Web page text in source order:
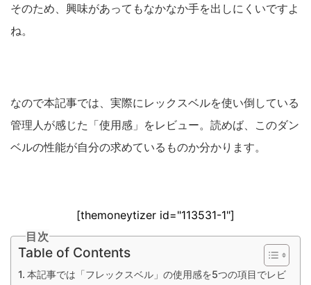
そのため、興味があってもなかなか手を出しにくいですよ
ね。
なので本記事では、実際にレックスベルを使い倒している
管理人が感じた「使用感」をレビュー。読めば、このダン
ベルの性能が自分の求めているものか分かります。
[themoneytizer id="113531-1"]
目次
Table of Contents
本記事では「フレックスベル」の使用感を5つの項目でレビ